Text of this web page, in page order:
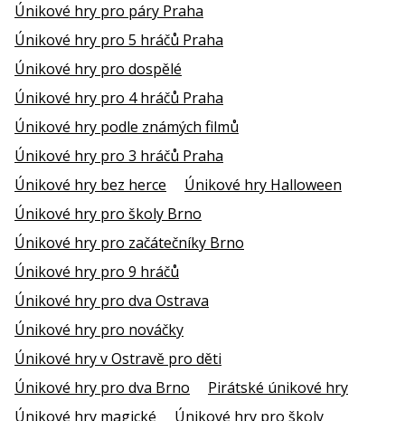
Únikové hry pro páry Praha
Únikové hry pro 5 hráčů Praha
Únikové hry pro dospělé
Únikové hry pro 4 hráčů Praha
Únikové hry podle známých filmů
Únikové hry pro 3 hráčů Praha
Únikové hry bez herce
Únikové hry Halloween
Únikové hry pro školy Brno
Únikové hry pro začátečníky Brno
Únikové hry pro 9 hráčů
Únikové hry pro dva Ostrava
Únikové hry pro nováčky
Únikové hry v Ostravě pro děti
Únikové hry pro dva Brno
Pirátské únikové hry
Únikové hry magické
Únikové hry pro školy